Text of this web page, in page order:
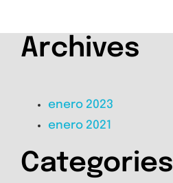
Archives
enero 2023
enero 2021
Categories